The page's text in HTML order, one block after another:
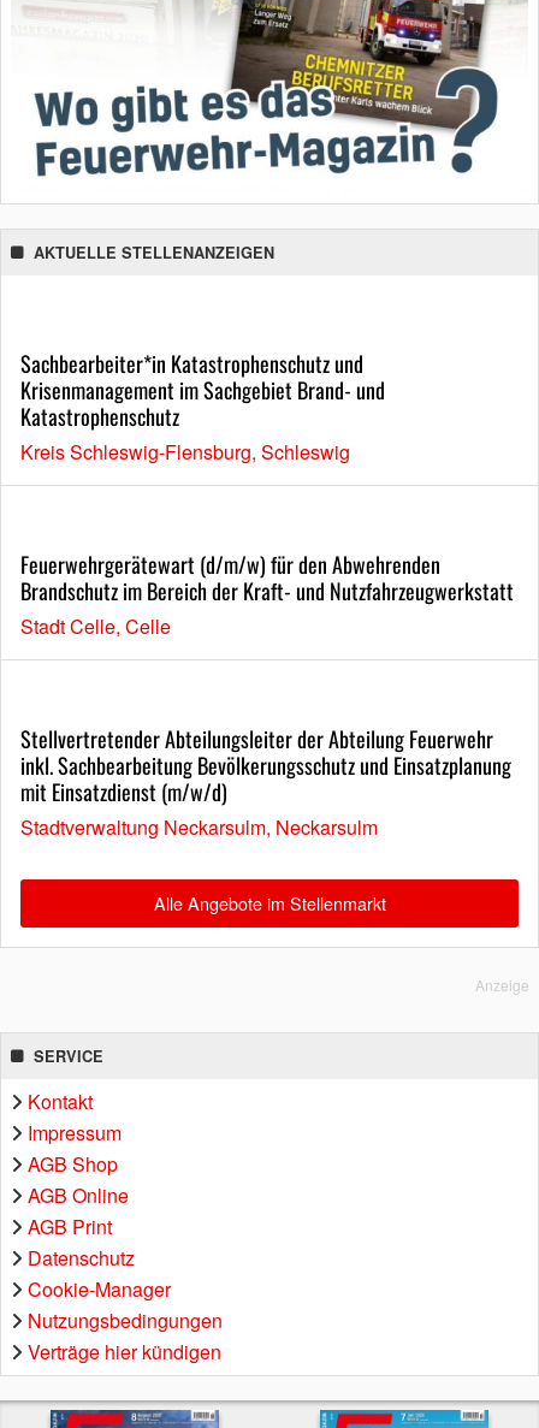
AKTUELLE STELLENANZEIGEN
Sachbearbeiter*in Katastrophenschutz und
Krisenmanagement im Sachgebiet Brand- und
Katastrophenschutz
Kreis Schleswig-Flensburg, Schleswig
Feuerwehrgerätewart (d/m/w) für den Abwehrenden
Brandschutz im Bereich der Kraft- und Nutzfahrzeugwerkstatt
Stadt Celle, Celle
Stellvertretender Abteilungsleiter der Abteilung Feuerwehr
inkl. Sachbearbeitung Bevölkerungsschutz und Einsatzplanung
mit Einsatzdienst (m/w/d)
Stadtverwaltung Neckarsulm, Neckarsulm
Alle Angebote im Stellenmarkt
Anzeige
SERVICE
Kontakt
Impressum
AGB Shop
AGB Online
AGB Print
Datenschutz
Cookie-Manager
Nutzungsbedingungen
Verträge hier kündigen